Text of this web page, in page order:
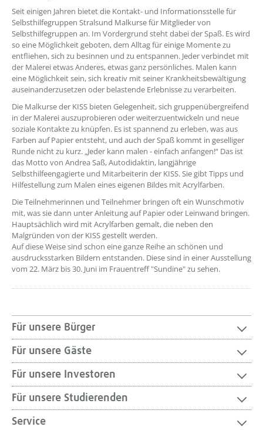
Seit einigen Jahren bietet die Kontakt- und Informationsstelle für
Selbsthilfegruppen Stralsund Malkurse für Mitglieder von
Selbsthilfegruppen an. Im Vordergrund steht dabei der Spaß. Es wird
so eine Möglichkeit geboten, dem Alltag für einige Momente zu
entfliehen, sich zu besinnen und zu entspannen. Jeder verbindet mit
der Malerei etwas Anderes, etwas ganz persönliches. Malen kann
eine Möglichkeit sein, sich kreativ mit seiner Krankheitsbewältigung
auseinanderzusetzen oder belastende Erlebnisse zu verarbeiten.
Die Malkurse der KISS bieten Gelegenheit, sich gruppenübergreifend
in der Malerei auszuprobieren oder weiterzuentwickeln und neue
soziale Kontakte zu knüpfen. Es ist spannend zu erleben, was aus
Farben auf Papier entsteht, und auch der Spaß kommt in geselliger
Runde nicht zu kurz. „Jeder kann malen - einfach anfangen!“ Das ist
das Motto von Andrea Saß, Autodidaktin, langjährige
Selbsthilfeengagierte und Mitarbeiterin der KISS. Sie gibt Tipps und
Hilfestellung zum Malen eines eigenen Bildes mit Acrylfarben.
Die Teilnehmerinnen und Teilnehmer bringen oft ein Wunschmotiv
mit, was sie dann unter Anleitung auf Papier oder Leinwand bringen.
Hauptsächlich wird mit Acrylfarben gemalt, die neben den
Malgründen von der KISS gestellt werden.
Auf diese Weise sind schon eine ganze Reihe an schönen und
ausdrucksstarken Bildern entstanden. Diese sind in einer Ausstellung
vom 22. März bis 30. Juni im Frauentreff "Sundine" zu sehen.
Für unsere Bürger
Für unsere Gäste
Für unsere Investoren
Für unsere Studierenden
Service